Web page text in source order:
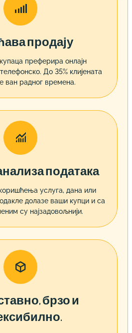

продају
преферира онлајн
До 35% клијената
ван радног времена.

података
услуга, дана или
долазе ваши купци и са
су најзадовољнији.

брзо и